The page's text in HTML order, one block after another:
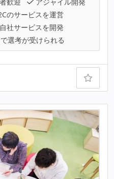
のサービスを運営
自社サービスを開発
選考が受けられる